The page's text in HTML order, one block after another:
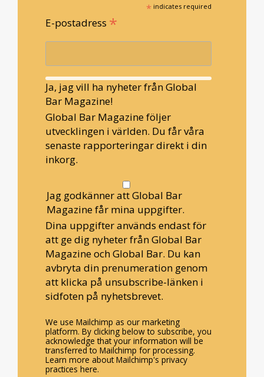
* indicates required
E-postadress *
Ja, jag vill ha nyheter från Global
Bar Magazine!
Global Bar Magazine följer
utvecklingen i världen. Du får våra
senaste rapporteringar direkt i din
inkorg.
Jag godkänner att Global Bar
Magazine får mina uppgifter.
Dina uppgifter används endast för
att ge dig nyheter från Global Bar
Magazine och Global Bar. Du kan
avbryta din prenumeration genom
att klicka på unsubscribe-länken i
sidfoten på nyhetsbrevet.
We use Mailchimp as our marketing
platform. By clicking below to subscribe, you
acknowledge that your information will be
transferred to Mailchimp for processing.
Learn more about Mailchimp's privacy
practices here.